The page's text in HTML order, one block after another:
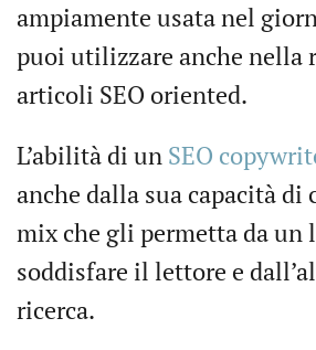
ampiamente usata nel
puoi utilizzare anche nella
articoli SEO oriented.
L’abilità di un SEO
anche dalla sua capacità di
mix che gli permetta da un
soddisfare il lettore e
ricerca.